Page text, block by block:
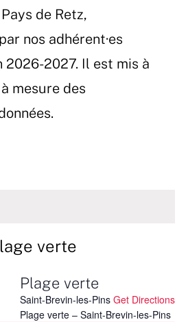
de Retz,
nos adhérent·es
2026-2027. Il est mis à
mesure des
verte
Plage verte
Saint-Brevin-les-Pins Get Directions
Plage verte – Saint-Brevin-les-Pins